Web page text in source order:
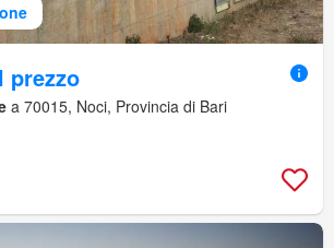
prezzo
a 70015, Noci, Provincia di Bari